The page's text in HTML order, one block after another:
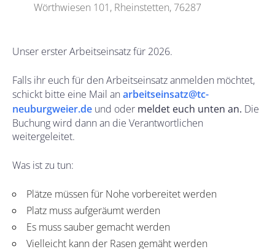
Wörthwiesen 101, Rheinstetten, 76287
Unser erster Arbeitseinsatz für 2026.
Falls ihr euch für den Arbeitseinsatz anmelden möchtet,
schickt bitte eine Mail anarbeitseinsatz@tc-
neuburgweier.de und oder meldet euch unten an. Die
Buchung wird dann an die Verantwortlichen
weitergeleitet.
Was ist zu tun:
Plätze müssen für Nohe vorbereitet werden
Platz muss aufgeräumt werden
Es muss sauber gemacht werden
Vielleicht kann der Rasen gemäht werden